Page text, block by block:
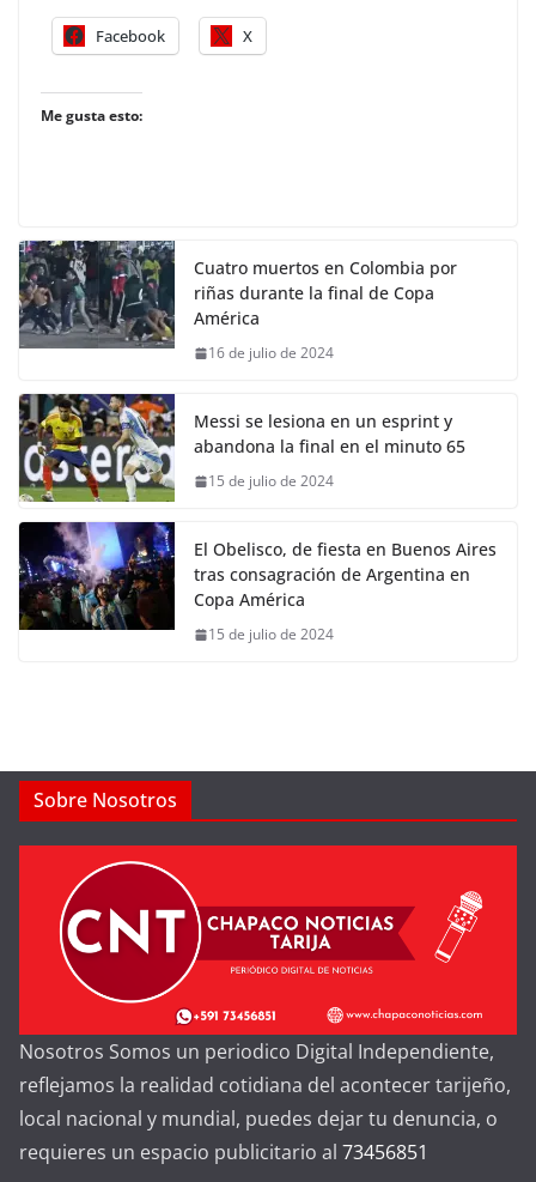
Facebook X
Me gusta esto:
Cuatro muertos en Colombia por
riñas durante la final de Copa
América
16 de julio de 2024
Messi se lesiona en un esprint y
abandona la final en el minuto 65
15 de julio de 2024
El Obelisco, de fiesta en Buenos Aires
tras consagración de Argentina en
Copa América
15 de julio de 2024
Sobre Nosotros
Nosotros Somos un periodico Digital Independiente,
reflejamos la realidad cotidiana del acontecer tarijeño,
local nacional y mundial, puedes dejar tu denuncia, o
requieres un espacio publicitario al 73456851